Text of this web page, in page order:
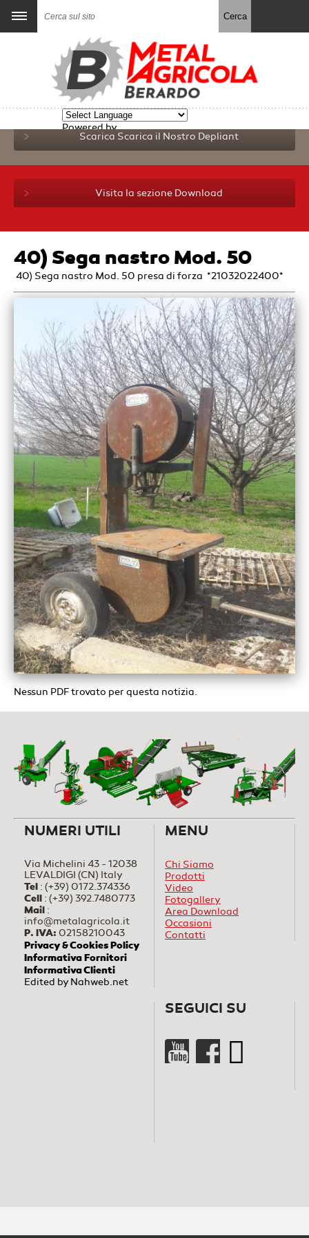
Powered by
Translate
Scarica Scarica il Nostro Depliant
Visita la sezione Download
40) Sega nastro Mod. 50
40) Sega nastro Mod. 50 presa di forza *21032022400*
imitazioni orologi
Nessun PDF trovato per questa notizia.
NUMERI UTILI
Via Michelini 43 - 12038
LEVALDIGI (CN) Italy
Tel : (+39) 0172.374336
Cell : (+39) 392.7480773
Mail :
info@metalagricola.it
P. IVA: 02158210043
Privacy & Cookies Policy
Informativa Fornitori
Informativa Clienti
Edited byNahweb.net
MENU
Chi Siamo
Prodotti
Video
Fotogallery
Area Download
Occasioni
Contatti
SEGUICI SU